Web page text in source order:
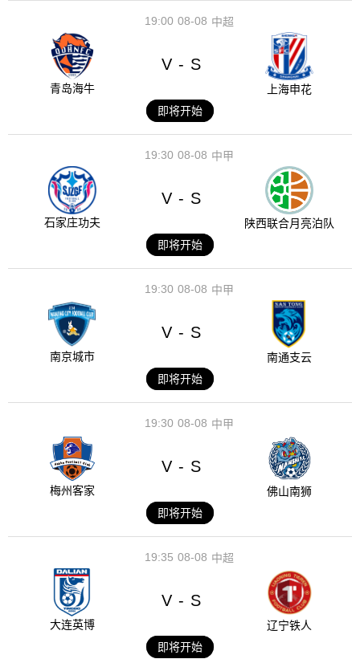
08-08
19:00 中超
青岛海牛
V - S
上海申花
即将开始
08-08
19:30 中甲
石家庄功夫
V - S
陕西联合月亮泊队
即将开始
08-08
19:30 中甲
南京城市
V - S
南通支云
即将开始
08-08
19:30 中甲
梅州客家
V - S
佛山南狮
即将开始
08-08
19:35 中超
大连英博
V - S
辽宁铁人
即将开始